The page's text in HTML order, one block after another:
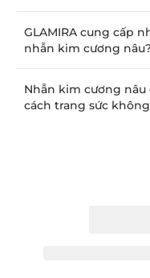
GLAMIRA cung cấp
nhẫn kim cương nâu?
Nhẫn kim cương
cách trang sức